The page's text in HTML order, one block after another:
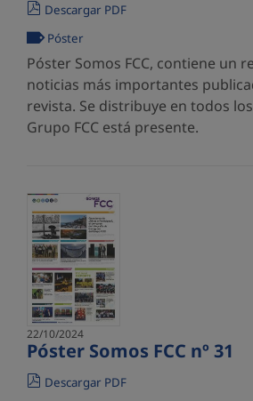
Descargar PDF
Póster
Póster Somos FCC, contiene un
noticias más importantes
revista. Se distribuye en todos
Grupo FCC está presente.
22/10/2024
Póster Somos FCC nº 31
Descargar PDF